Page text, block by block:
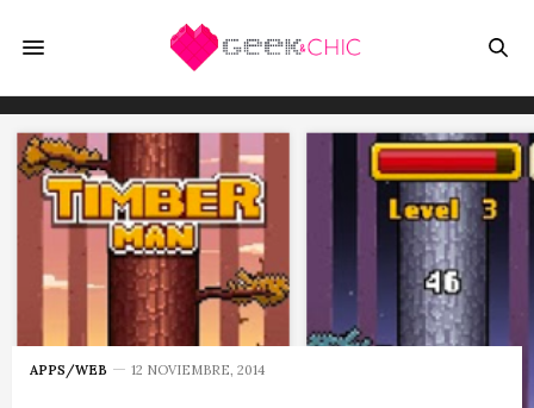
APPS/WEB 12 NOVIEMBRE, 2014